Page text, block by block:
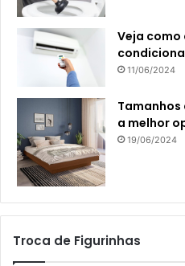
Veja como
11/06/2024
a melhor
19/06/2024
Troca de Figurinhas